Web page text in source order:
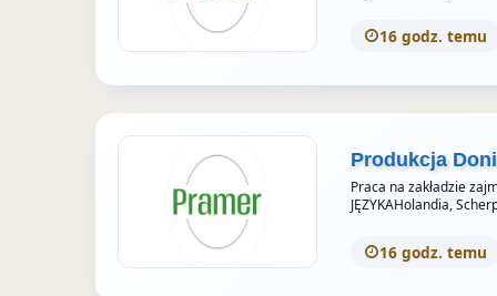
16 godz. temu
Produkcja
Praca na zakładzie
JĘZYKAHolandia,
16 godz. temu